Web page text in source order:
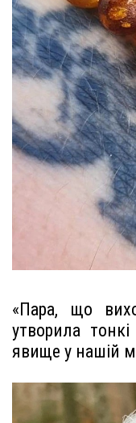
«Пара, що
утворила
явище у нашій